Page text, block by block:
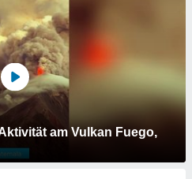
am Vulkan Fuego,